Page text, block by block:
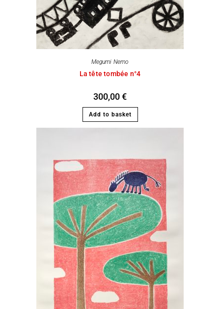
Megumi Nemo
La tête tombée n°4
300,00€
Add to basket